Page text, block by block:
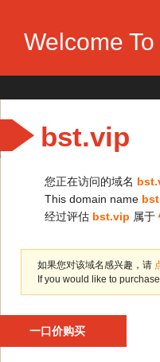
Welcome
bst.vip
您正在访问的域名
This domain name
经过评估 bst.vip 属于
如果您对该域名感兴趣，请
If you would like to
一口价购买